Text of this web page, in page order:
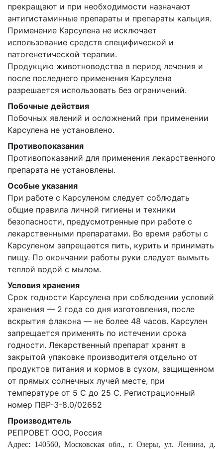
прекращают и при необходимости назначают
антигистаминные препараты и препараты кальция.
Применение Kaрсулена не исключает
использование средств специфической и
патогенетической терапии.
Продукцию животноводства в период лечения и
после последнего применения Kaрсулена
разрешается использовать без ограничений.
Побочные действия
Побочных явлений и осложнений при применении
Kaрсулена не установлено.
Противопоказания
Противопоказаний для применения лекарственного
препарата не установлены.
Особые указания
При работе с Карсуленом следует соблюдать
общие правила личной гигиены и техники
безопасности, предусмотренные при работе с
лекарственными препаратами. Во время работы с
Карсуленом запрещается пить, курить и принимать
пищу. По окончании работы руки следует вымыть
теплой водой с мылом.
Условия хранения
Срок годности Kaрсулена при соблюдении условий
хранения — 2 года со дня изготовления, после
вскрытия флакона — не более 48 часов. Kaрсулен
запрещается применять по истечении срока
годности. Лекарственный препарат хранят в
закрытой упаковке производителя отдельно от
продуктов питания и кормов в сухом, защищенном
от прямых солнечных лучей месте, при
температуре от 5 С до 25 С. Регистрационный
номер ПВР-3-8.0/02652
Производитель
РЕПРОВЕТ ООО, Россия
Адрес: 140560, Московская обл., г. Озеры, ул. Ленина, д.